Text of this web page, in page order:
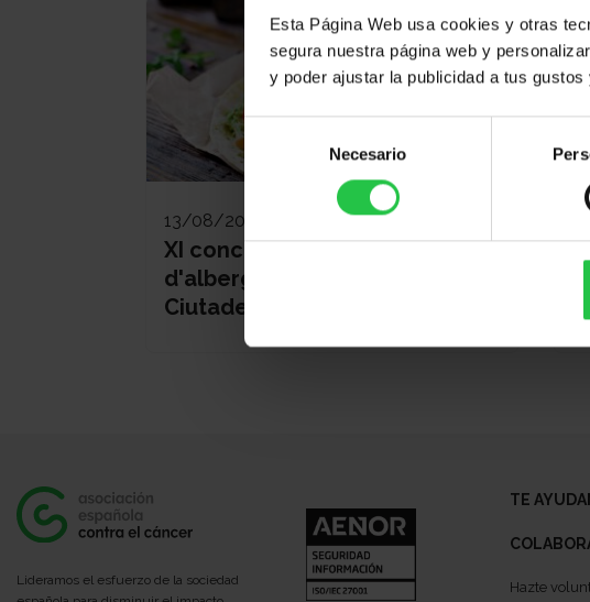
Esta Página Web usa cookies y otras
segura nuestra página web y
y poder ajustar la publicidad a tus
Selección
de
consentimiento
Necesario
13/08/2026
XI concurs solidari
d'albergínies plenes i coques -
Ciutadella
Lideramos el esfuerzo de la sociedad
TE
Hazte